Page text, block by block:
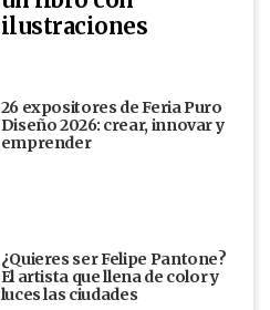
ilustraciones
26 expositores de Feria Puro
Diseño 2026: crear, innovar y
emprender
¿Quieres ser Felipe Pantone?
El artista que llena de color y
luces las ciudades